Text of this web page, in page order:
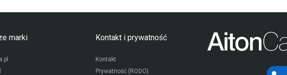
marki Kontakt i prywatność
Kontakt
Prywatność (RODO)